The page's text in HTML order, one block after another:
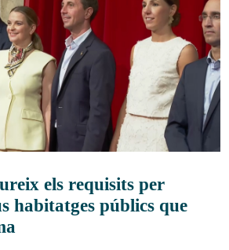
els requisits per
habitatges públics que